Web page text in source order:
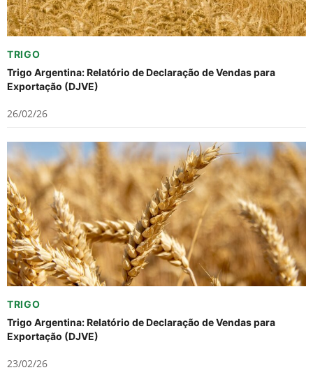
TRIGO
Trigo Argentina: Relatório de Declaração de Vendas para
Exportação (DJVE)
26/02/26
TRIGO
Trigo Argentina: Relatório de Declaração de Vendas para
Exportação (DJVE)
23/02/26